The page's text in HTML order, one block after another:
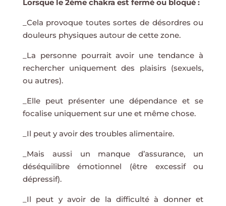
Lorsque le 2ème chakraest fermé ou bloqué :
_Cela provoque toutes sortes de désordres ou
douleurs physiques autour de cette zone.
_La personne pourrait avoir une tendance à
rechercher uniquement des plaisirs (sexuels,
ou autres).
_Elle peut présenter une dépendance et se
focalise uniquement sur une et même chose.
_Il peut y avoir des troubles alimentaire.
_Mais aussi un manque d’assurance, un
déséquilibre émotionnel (être excessif ou
dépressif).
_Il peut y avoir de la difficulté à donner et